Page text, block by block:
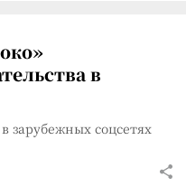
в
зарубежных соцсетях